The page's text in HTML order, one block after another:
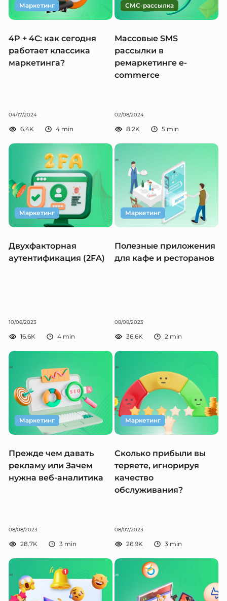
Маркетинг
4P + 4C: как сегодня
работает классика
маркетинга?
04/17/2024
6.4K 4 min
СМС-рассылка
Массовые SMS
рассылки в
ремаркетинге e-
commerce
02/08/2024
8.2K 5 min
Маркетинг
Двухфакторная
аутентификация (2FA)
10/06/2023
16.6K 4 min
Маркетинг
Полезные приложения
для кафе и ресторанов
08/08/2023
36.6K 2 min
Маркетинг
Прежде чем давать
рекламу или Зачем
нужна веб-аналитика
08/08/2023
28.7K 3 min
Маркетинг
Сколько прибыли вы
теряете, игнорируя
качество
обслуживания?
08/07/2023
26.9K 3 min